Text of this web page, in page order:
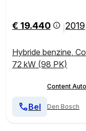
€ 19.440 2019
Hybride benzine,
72 kW (98 PK)
Content
Den Bosch
Bel